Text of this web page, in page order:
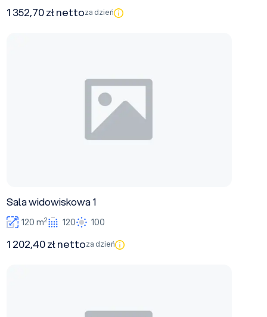
1 352,70 zł nettoza dzień
Sala widowiskowa 1
120 m2 120 100
1 202,40 zł nettoza dzień